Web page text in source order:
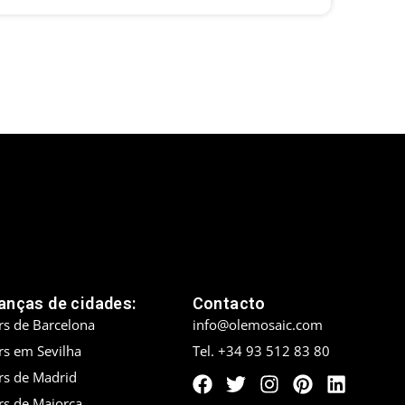
de cidades:
de Barcelona
em Sevilha
de Madrid
Contacto
info@olemosaic.com
Tel. +34 93 512 83 80